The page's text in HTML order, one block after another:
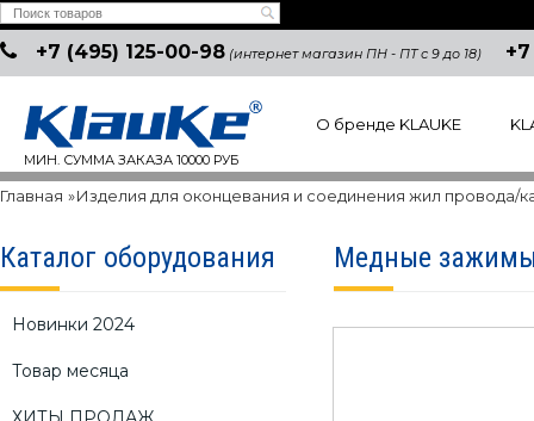
+7 (495) 125-00-98 (интернет магазин ПН - ПТ с 9 до 18)
МИН. СУММА ЗАКАЗА 10000 РУБ
О бренде KLAUKE
Каталог оборудования
Новинки 2024
Товар месяца
Главная »Изделия для оконцевания и соединения жил провода/
Медные